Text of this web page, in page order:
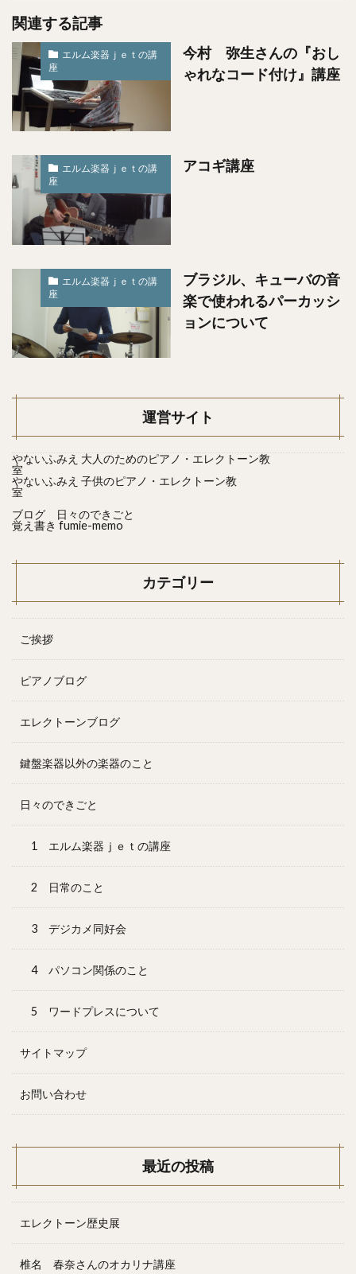
関連する記事
エルム楽器ｊｅｔの講
座
今村 弥生さんの『おし
ゃれなコード付け』講座
エルム楽器ｊｅｔの講
座
アコギ講座
エルム楽器ｊｅｔの講
座
ブラジル、キューバの音
楽で使われるパーカッシ
ョンについて
運営サイト
やないふみえ 大人のためのピアノ・エレクトーン教
室
やないふみえ 子供のピアノ・エレクトーン教
室
ブログ 日々のできごと
覚え書き fumie-memo
カテゴリー
ご挨拶
ピアノブログ
エレクトーンブログ
鍵盤楽器以外の楽器のこと
日々のできごと
1 エルム楽器ｊｅｔの講座
2 日常のこと
3 デジカメ同好会
4 パソコン関係のこと
5 ワードプレスについて
サイトマップ
お問い合わせ
最近の投稿
エレクトーン歴史展
椎名 春奈さんのオカリナ講座